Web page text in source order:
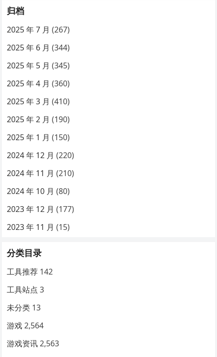
归档
2025 年 7 月 (267)
2025 年 6 月 (344)
2025 年 5 月 (345)
2025 年 4 月 (360)
2025 年 3 月 (410)
2025 年 2 月 (190)
2025 年 1 月 (150)
2024 年 12 月 (220)
2024 年 11 月 (210)
2024 年 10 月 (80)
2023 年 12 月 (177)
2023 年 11 月 (15)
分类目录
工具推荐 142
工具站点 3
未分类 13
游戏 2,564
游戏资讯 2,563